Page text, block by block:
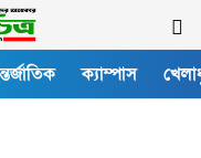
ক্যাম্পাস